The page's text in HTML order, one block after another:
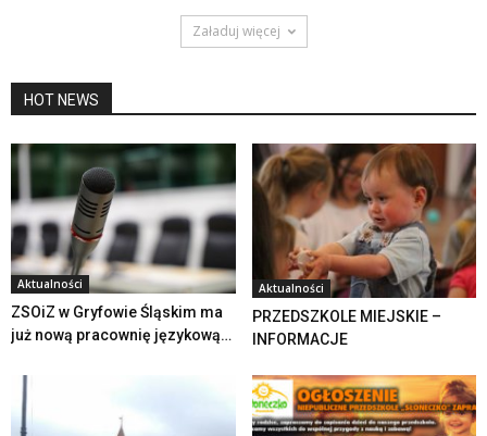
Załaduj więcej
HOT NEWS
Aktualności
ZSOiZ w Gryfowie Śląskim ma
już nową pracownię językową…
Aktualności
PRZEDSZKOLE MIEJSKIE –
INFORMACJE